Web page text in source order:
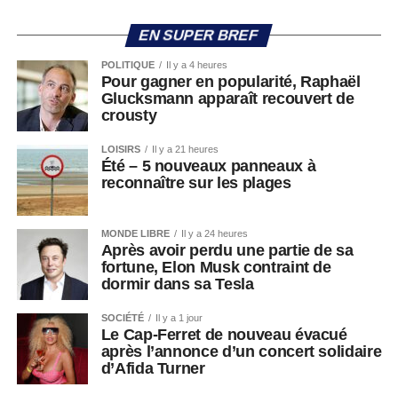
EN SUPER BREF
POLITIQUE Il y a 4 heures
Pour gagner en popularité, Raphaël
Glucksmann apparaît recouvert de
crousty
LOISIRS Il y a 21 heures
Été – 5 nouveaux panneaux à
reconnaître sur les plages
MONDE LIBRE Il y a 24 heures
Après avoir perdu une partie de sa
fortune, Elon Musk contraint de
dormir dans sa Tesla
SOCIÉTÉ Il y a 1 jour
Le Cap-Ferret de nouveau évacué
après l’annonce d’un concert solidaire
d’Afida Turner